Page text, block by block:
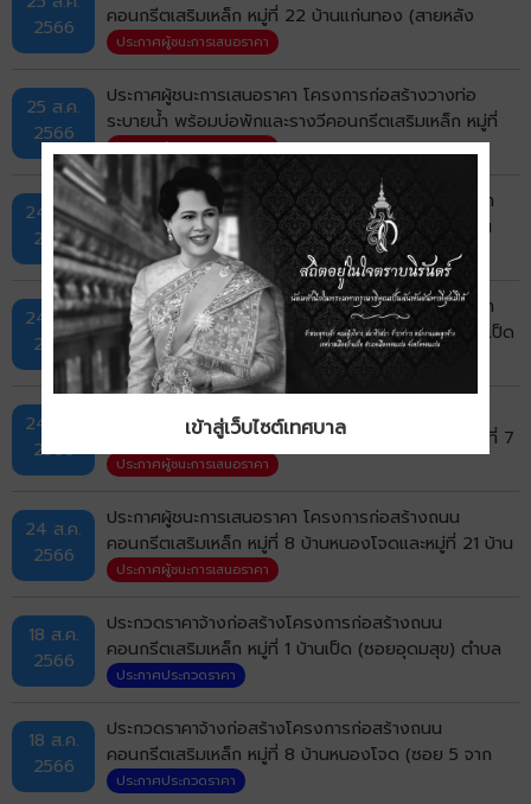
2566
คอนกรีตเสริมเหล็ก หมู่ที่ 22 บ้านแก่นทอง (สายหลัง
โรงแรมราชาวดีจากท้ายซอยบ้านผ่องอำไพถึงท้ายซอยนวล
ด้วยวิธีประกวดราคาอิเล็กทรอนิกส์ (e-bidding)
ประกาศผู้ชนะการเสนอราคา
25 ส.ค.
2566
ประกาศผู้ชนะการเสนอราคา โครงการก่อสร้างวางท่อ
ระบายน้ำ พร้อมบ่อพักและรางวีคอนกรีตเสริมเหล็ก หมู่ที่
12 บ้านกอกน้อย (หน้าหมู่บ้านพิมานบุรี) ตำบลบ้านเป็ด
อำเภอเมืองขอนแก่น จังหวัดขอนแก่น ด้วยวิธีประกวดราคา
อิเล็กทรอนิกส์ (e-bidding)
ประกาศผู้ชนะการเสนอราคา
24 ส.ค.
2566
ประกาศประกวดราคา โครงการก่อสร้างวางท่อระบายน้ำ
พร้อมบ่อพักและรางวีคอนกรีตเสริมเหล็ก หมู่ที่ 22 บ้าน
แก่นทอง (ซอยนวลหงส์ 9) ตำบลบ้านเป็ด อำเภอเมือง
ขอนแก่น จังหวัดขอนแก่น ด้วยวิธีประกวดราคา
อิเล็กทรอนิกส์ (e-bidding)
ประกาศประกวดราคา
24 ส.ค.
2566
ประกาศประกวดราคา โครงการก่อสร้างวางท่อระบายน้ำ
พร้อมบ่อพักและรางวีคอนกรีตเสริมเหล็ก หมู่ที่ 18 บ้านเป็ด
(จากบ้านนายพรหม สัตตะวาที ถึงตรงข้ามบ้านนายทอง
ทิพย์ ขุนศรี) ตำบลบ้านเป็ด อำเภอเมืองขอนแก่น จังหวัด
ขอนแก่น ด้วยวิธีประกวดราคาอิเล็กทรอนิกส์ (e-bidding)
ประกาศประกวดราคา
24 ส.ค.
2566
ประกาศผู้ชนะการเสนอราคา โครงการก่อสร้างวางท่อ
ระบายน้ำ พร้อมบ่อพักและรางวีคอนกรีตเสริมเหล็ก หมู่ที่ 7
บ้านกอก (ซอย 34/2 จากบ้านนายมงคล ถึงบ้านนายรำ
ด้วยวิธีประกวดราคาอิเล็กทรอนิกส์ (e-bidding)
ประกาศผู้ชนะการเสนอราคา
24 ส.ค.
2566
ประกาศผู้ชนะการเสนอราคา โครงการก่อสร้างถนน
คอนกรีตเสริมเหล็ก หมู่ที่ 8 บ้านหนองโจดและหมู่ที่ 21 บ้าน
โคกฟันโปง (ถนนบ้านกอกน้อยถึงบ้านโคกฟันโปง) ตำบล
ประกวดราคาอิเล็กทรอนิกส์ (e-bidding)
ประกาศผู้ชนะการเสนอราคา
18 ส.ค.
2566
ประกวดราคาจ้างก่อสร้างโครงการก่อสร้างถนน
คอนกรีตเสริมเหล็ก หมู่ที่ 1 บ้านเป็ด (ซอยอุดมสุข) ตำบล
บ้านเป็ด อำเภอเมืองขอนแก่น
ประกาศประกวดราคา
18 ส.ค.
2566
ประกวดราคาจ้างก่อสร้างโครงการก่อสร้างถนน
คอนกรีตเสริมเหล็ก หมู่ที่ 8 บ้านหนองโจด (ซอย 5 จาก
บ้านนายประจวบ ถึงบ้านนางเหลือง สามแยกบ้านช่างอ๊อด
ประกาศประกวดราคา
เข้าสู่เว็บไซต์เทศบาล